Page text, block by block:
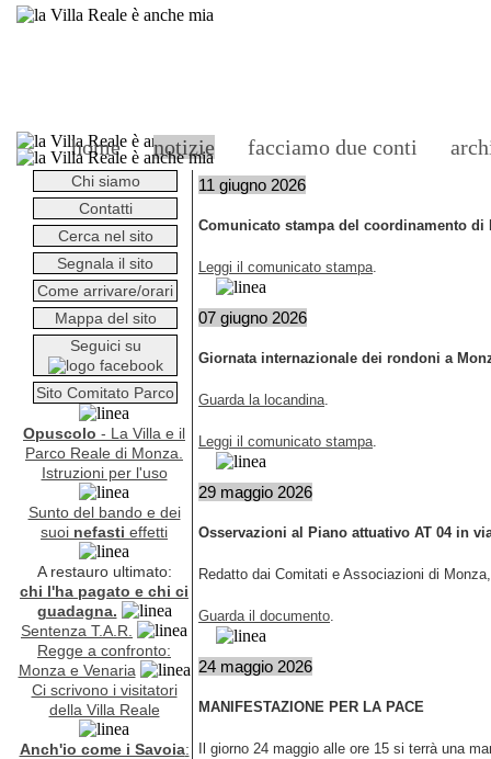
home notizie facciamo due conti
Chi siamo
Contatti
Cerca nel sito
Segnala il sito
Come arrivare/orari
Mappa del sito
Seguici su
Sito Comitato Parco
Opuscolo - La Villa e il
Parco Reale di Monza.
Istruzioni per l'uso
Sunto del bando e dei
suoi nefasti effetti
A restauro ultimato:
chi l'ha pagato e chi ci
guadagna.
Sentenza T.A.R.
Regge a confronto:
Monza e Venaria
Ci scrivono i visitatori
della Villa Reale
Anch'io come i Savoia:
11 giugno 2026
Comunicato stampa del coordinamento
Leggi il comunicato stampa.
07 giugno 2026
Giornata internazionale dei rondoni a
Guarda la locandina.
Leggi il comunicato stampa.
29 maggio 2026
Osservazioni al Piano attuativo AT 04 in
Redatto dai Comitati e Associazioni di
Guarda il documento.
24 maggio 2026
MANIFESTAZIONE PER LA PACE
Il giorno 24 maggio alle ore 15 si terrà una